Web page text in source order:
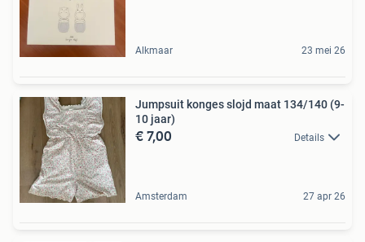
Alkmaar 23 mei 26
Jumpsuit konges slojd maat 134/140 (9-
10 jaar)
€ 7,00 Details
Amsterdam 27 apr 26